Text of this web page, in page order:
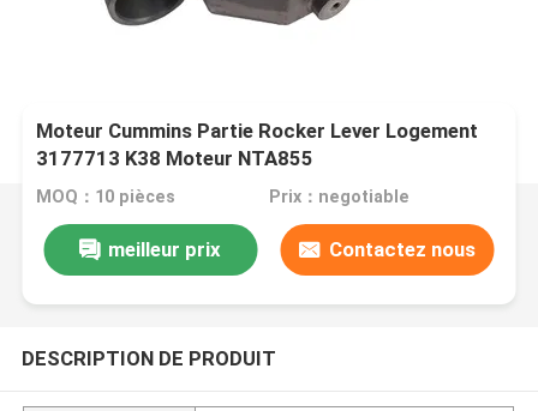
Moteur Cummins Partie Rocker Lever Logement
3177713 K38 Moteur NTA855
MOQ：10 pièces Prix：negotiable
meilleur prix Contactez nous
DESCRIPTION DE PRODUIT